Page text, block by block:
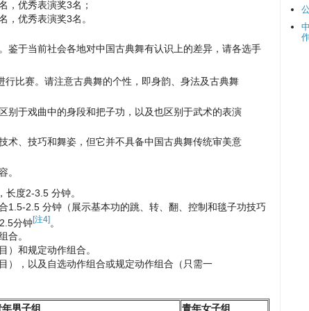
，优秀表演奖3名；
，优秀表演奖3名。
鉴于当前社会各地对中国古典舞有认识上的差异，请各选手
比赛。请注意古典舞的个性，即身韵、身法及古典舞
别于戏曲中的身段和把子功，以及也区别于武术的表演
术、技巧和舞姿，但它并不具备中国古典舞传统审美意
。
，长度2-3.5 分钟。
1.5-2.5 分钟（展示基本功的跳、转、翻、控制和毯子功技巧
分钟[注4]。
合。
）和规定动作组合。
），以及自选动作组合或规定动作组合（只需一
男子组 青年女子组